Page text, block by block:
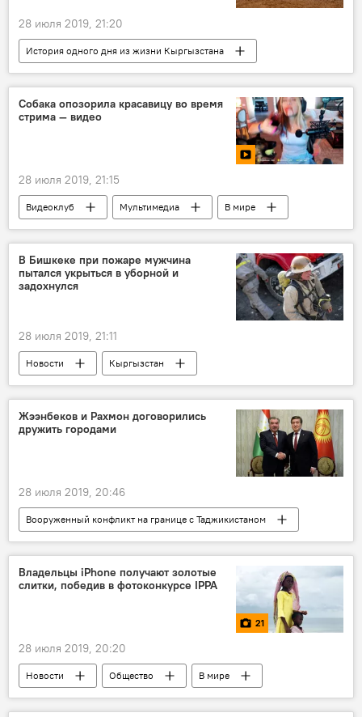
28 июля 2019, 21:20
История одного дня из жизни Кыргызстана
Новости
Общество
Кыргызстан
история
дата события
Собака опозорила красавицу во время
стрима — видео
28 июля 2019, 21:15
Видеоклуб Мультимедиа
В мире
США
собака
блогер
вино
В Бишкеке при пожаре мужчина
пытался укрыться в уборной и
задохнулся
28 июля 2019, 21:11
Новости
Кыргызстан
Происшествия
пожар
Бишкек
смерть
Жээнбеков и Рахмон договорились
дружить городами
28 июля 2019, 20:46
Вооруженный конфликт на границе с Таджикистаном
Новости
Кыргызстан
Азия
Сооронбай Жээнбеков
Эмомали Рахмон
Владельцы iPhone получают золотые
слитки, победив в фотоконкурсе IPPA
21
28 июля 2019, 20:20
Новости Общество
В мире
Культура
фото Мультимедиа